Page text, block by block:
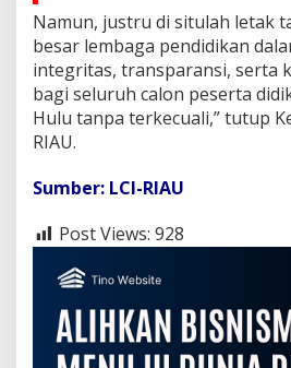
Namun, justru di situlah letak
besar lembaga pendidikan
integritas, transparansi, serta
bagi seluruh calon peserta
Hulu tanpa terkecuali,” tutup
RIAU.
Sumber: LCI-RIAU
Post Views: 928